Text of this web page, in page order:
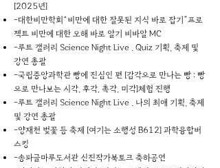
[2025년]
-대한비만학회“비만에 대한 잘못된 지식 바로 잡기”프로
젝트 비만에 대한 오해 바로 알기 비바알 MC
-루트 갤러리 Science Night Live . Quiz 기획, 축제 및
강연 총괄
-국립중앙과학관 빵에 진심인 편 [감각으로 만나는 빵 : 빵
으로 만나보는 시각, 후각, 촉각, 미각]체험 진행
-루트 갤러리 Science Night Live . 나의 최애 기획, 축제
및 강연 총괄
-양재천 벚꽃 등 축제 [여기는 소행성 B612] 과학융합버
스킹
-송파글마루도서관 신진작가북토크 축하공연